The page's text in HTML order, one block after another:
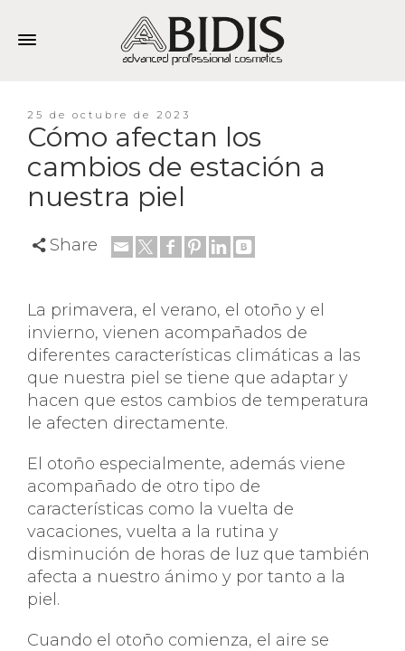
25 de octubre de 2023
Cómo afectan los
cambios de estación a
nuestra piel
Share
La primavera, el verano, el otoño y el
invierno, vienen acompañados de
diferentes características climáticas a las
que nuestra piel se tiene que adaptar y
hacen que estos cambios de temperatura
le afecten directamente.
El otoño especialmente, además viene
acompañado de otro tipo de
características como la vuelta de
vacaciones, vuelta a la rutina y
disminución de horas de luz que también
afecta a nuestro ánimo y por tanto a la
piel.
Cuando el otoño comienza, el aire se